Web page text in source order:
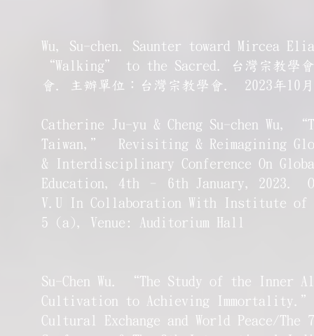
Wu, Su-chen. Saunter toward Mircea
“Walking” to the Sacred. 台灣宗教學
會. 主辦單位：台灣宗教學會. 2023年10
Catherine Ju-yu & Cheng Su-chen Wu,
Taiwan,” Revisiting & Reimagining
& Interdisciplinary Conference On
Education, 4th – 6th January, 2023.
V.U In Collaboration With Institute of
5 (a), Venue: Auditorium Hall
Su-Chen Wu. “The Study of the Inner
Cultivation to Achieving Immortality.”
Cultural Exchange and World Peace/